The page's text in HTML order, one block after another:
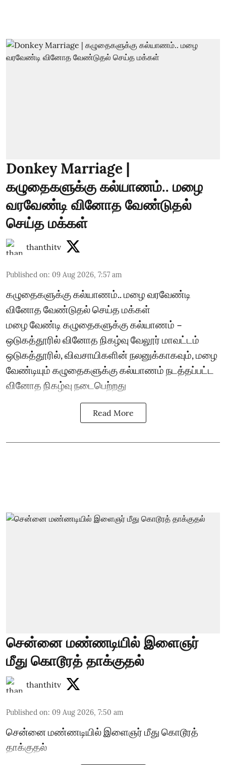
Donkey Marriage |
கழுதைகளுக்கு கல்யாணம்.. மழை
வரவேண்டி வினோத வேண்டுதல்
செய்த மக்கள்
thanthitv
Published on: 09 Aug 2026, 7:57 am
கழுதைகளுக்கு கல்யாணம்.. மழை வரவேண்டி
வினோத வேண்டுதல் செய்த மக்கள்
மழை வேண்டி கழுதைகளுக்கு கல்யாணம் –
ஒடுகத்தூரில் வினோத நிகழ்வு வேலூர் மாவட்டம்
ஒடுகத்தூரில், விவசாயிகளின் நலனுக்காகவும், மழை
வேண்டியும் கழுதைகளுக்கு கல்யாணம் நடத்தப்பட்ட
வினோத நிகழ்வு நடைபெற்றது
Read More
சென்னை மண்ணடியில் இளைஞர்
மீது கொடூரத் தாக்குதல்
thanthitv
Published on: 09 Aug 2026, 7:50 am
சென்னை மண்ணடியில் இளைஞர் மீது கொடூரத்
தாக்குதல்